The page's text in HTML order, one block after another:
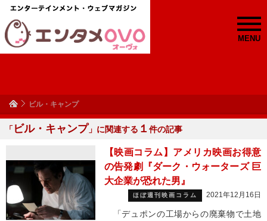
MENU
ビル・キャンプ
「 ビル・キャンプ 」に関連する １ 件の記事
【映画コラム】アメリカ映画お得意
の告発劇『ダーク・ウォーターズ 巨
大企業が恐れた男』
ほぼ週刊映画コラム 2021年12月16日
「デュポンの工場からの廃棄物で土地